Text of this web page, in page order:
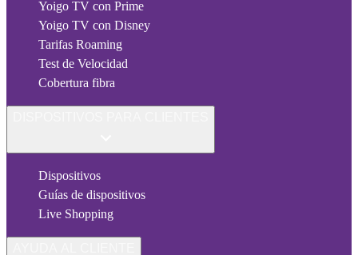
Yoigo TV con Prime
Yoigo TV con Disney
Tarifas Roaming
Test de Velocidad
Cobertura fibra
Dispositivos
Guías de dispositivos
Live Shopping